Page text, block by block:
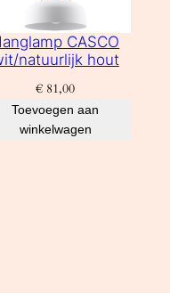
CASCO
natuurlijk hout
€ 81,00
Toevoegen aan
winkelwagen